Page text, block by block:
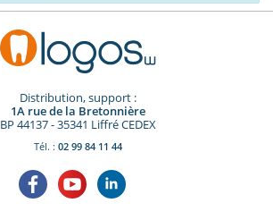
Distribution, support :
1A rue de la Bretonnière
BP 44137 - 35341 Liffré CEDEX
Tél. : 02 99 84 11 44